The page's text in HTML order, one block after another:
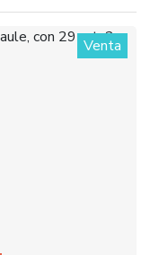
Venta